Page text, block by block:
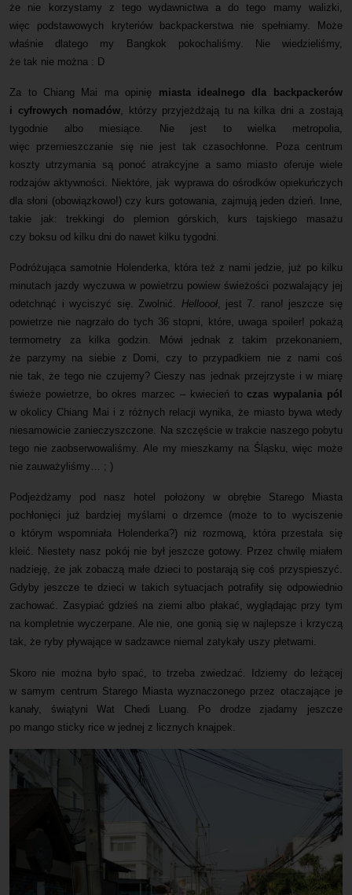
że nie korzystamy z tego wydawnictwa a do tego mamy walizki,
więc podstawowych kryteriów backpackerstwa nie spełniamy. Może
właśnie dlatego my Bangkok pokochaliśmy. Nie wiedzieliśmy,
że tak nie można : D
Za to Chiang Mai ma opinię miasta idealnego dla backpackerów
i cyfrowych nomadów , którzy przyjeżdżają tu na kilka dni a zostają
tygodnie albo miesiące. Nie jest to wielka metropolia,
więc przemieszczanie się nie jest tak czasochłonne. Poza centrum
koszty utrzymania są ponoć atrakcyjne a samo miasto oferuje wiele
rodzajów aktywności. Niektóre, jak wyprawa do ośrodków opiekuńczych
dla słoni (obowiązkowo!) czy kurs gotowania, zajmują jeden dzień. Inne,
takie jak: trekkingi do plemion górskich, kurs tajskiego masażu
czy boksu od kilku dni do nawet kilku tygodni.
Podróżująca samotnie Holenderka, która też z nami jedzie, już po kilku
minutach jazdy wyczuwa w powietrzu powiew świeżości pozwalający jej
odetchnąć i wyciszyć się. Zwolnić. Helloooł, jest 7. rano! jeszcze się
powietrze nie nagrzało do tych 36 stopni, które, uwaga spoiler! pokażą
termometry za kilka godzin. Mówi jednak z takim przekonaniem,
że parzymy na siebie z Domi, czy to przypadkiem nie z nami coś
nie tak, że tego nie czujemy? Cieszy nas jednak przejrzyste i w miarę
świeże powietrze, bo okres marzec – kwiecień toczas wypalania pól
w okolicy Chiang Mai i z różnych relacji wynika, że miasto bywa wtedy
niesamowicie zanieczyszczone. Na szczęście w trakcie naszego pobytu
tego nie zaobserwowaliśmy. Ale my mieszkamy na Śląsku, więc może
nie zauważyliśmy… ; )
Podjeżdżamy pod nasz hotel położony w obrębie Starego Miasta
pochłonięci już bardziej myślami o drzemce (może to to wyciszenie
o którym wspomniała Holenderka?) niż rozmową, która przestała się
kleić. Niestety nasz pokój nie był jeszcze gotowy. Przez chwilę miałem
nadzieję, że jak zobaczą małe dzieci to postarają się coś przyspieszyć.
Gdyby jeszcze te dzieci w takich sytuacjach potrafiły się odpowiednio
zachować. Zasypiać gdzieś na ziemi albo płakać, wyglądając przy tym
na kompletnie wyczerpane. Ale nie, one gonią się w najlepsze i krzyczą
tak, że ryby pływające w sadzawce niemal zatykały uszy płetwami.
Skoro nie można było spać, to trzeba zwiedzać. Idziemy do leżącej
w samym centrum Starego Miasta wyznaczonego przez otaczające je
kanały, świątyni Wat Chedi Luang. Po drodze zjadamy jeszcze
po mango sticky rice w jednej z licznych knajpek.